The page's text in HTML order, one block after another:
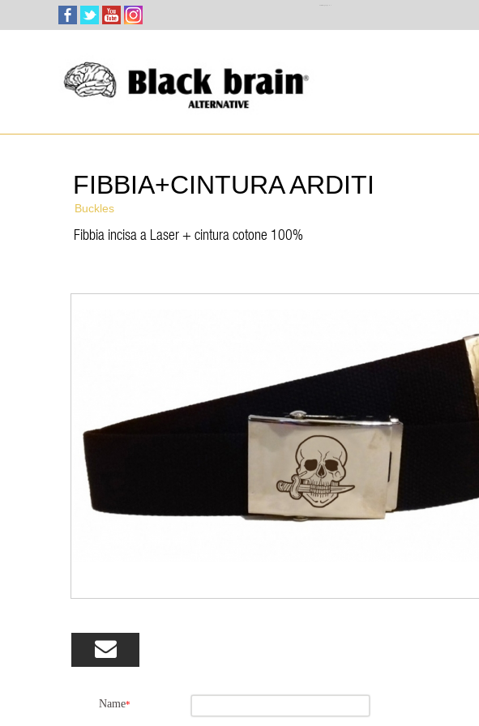
FIBBIA+CINTURA ARDITI
Fibbia incisa a Laser + cintura cotone 100%
Buckles

Name*